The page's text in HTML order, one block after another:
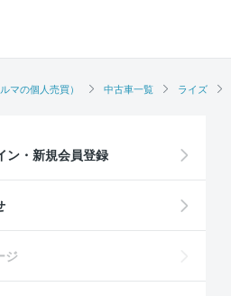
マの個人売買） 中古車一覧 ライズ
ン・新規会員登録
ジ